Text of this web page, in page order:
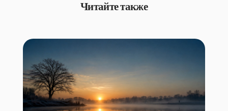
Читайте также